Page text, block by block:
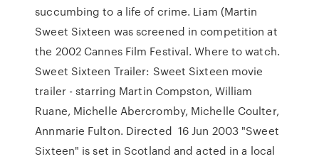
succumbing to a life of crime. Liam (Martin
Sweet Sixteen was screened in competition at
the 2002 Cannes Film Festival. Where to watch.
Sweet Sixteen Trailer: Sweet Sixteen movie
trailer - starring Martin Compston, William
Ruane, Michelle Abercromby, Michelle Coulter,
Annmarie Fulton. Directed 16 Jun 2003 "Sweet
Sixteen" is set in Scotland and acted in a local